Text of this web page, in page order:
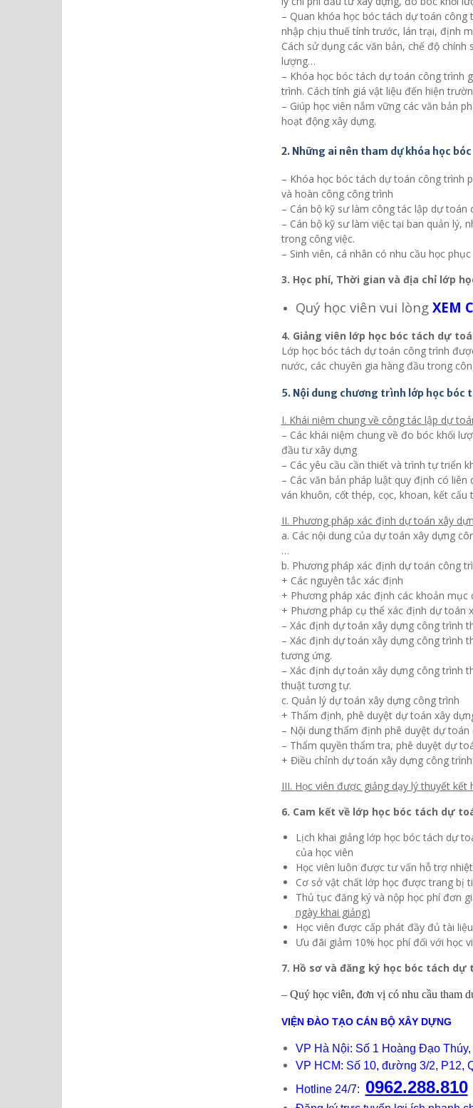
– Quan khóa học bóc tách dự toán
nhập chịu thuế tính trước, lán trại, định
Cách sử dụng các văn bản, chế độ
lượng…
– Khóa học bóc tách dự toán công trình
trình. Cách tính giá vật liệu đến hiện
– Giúp học viên nắm vững các văn bản
hoạt động xây dựng.
2. Những ai nên tham dự khóa học
– Khóa học bóc tách dự toán công trình
và hoàn công công trình
– Cán bộ kỹ sư làm công tác lập dự
– Cán bộ kỹ sư làm việc tại ban quản lý,
trong công việc.
– Sinh viên, cá nhân có nhu cầu học
3. Học phí, Thời gian và địa chỉ lớp
Quý học viên vui lòng XEM
4. Giảng viên lớp học bóc tách dự
Lớp học bóc tách dự toán công trình
nước, các chuyên gia hàng đầu trong
5. Nội dung chương trình lớp học bóc
I. Khái niệm chung về công tác lập dự
– Các khái niệm chung về đo bóc khối
đầu tư xây dựng
– Các yêu cầu cần thiết và trình tự triển
– Các văn bản pháp luật quy định có
ván khuôn, cốt thép, cọc, khoan, kết
II. Phương pháp xác định dự toán xây
a. Các nội dung của dự toán xây dựng
…
b. Phương pháp xác định dự toán công
+ Các nguyên tắc xác định
+ Phương pháp xác định các khoản
+ Phương pháp cụ thể xác định dự toán
– Xác định dự toán xây dựng công trình
– Xác định dự toán xây dựng công trình
tương ứng.
– Xác định dự toán xây dựng công trình
thuật tương tự.
c. Quản lý dự toán xây dựng công trình
+ Thẩm định, phê duyệt dự toán xây
– Nội dung thẩm định phê duyệt dự toán
– Thẩm quyền thẩm tra, phê duyệt dự
+ Điều chỉnh dự toán xây dựng công trình.
III. Học viên được giảng dạy lý thuyết
6. Cam kết về lớp học bóc tách dự
Lịch khai giảng lớp học bóc tách dự
của học viên
Học viên luôn được tư vấn hỗ trợ
Cơ sở vật chất lớp học được trang bị
Thủ tục đăng ký và nộp học phí đơn
ngày khai giảng)
Học viên được cấp phát đầy đủ tài
Ưu đãi giảm 10% học phí đối với học
7. Hồ sơ và đăng ký học bóc tách
– Quý học viên, đơn vị có nhu cầu tham
VIỆN ĐÀO TẠO CÁN BỘ XÂY DỰNG
VP Hà Nội: Số 1 Hoàng Đạo
VP HCM: Số 10, đường 3/2, P12,
Hotline 24/7: 0962.288.810